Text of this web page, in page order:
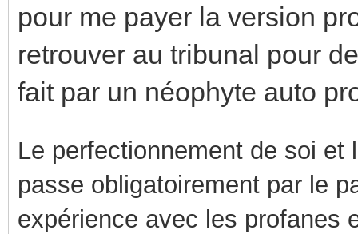
pour me payer la version
retrouver au tribunal pour
fait par un néophyte auto
Le perfectionnement de soi
passe obligatoirement par le
expérience avec les profanes